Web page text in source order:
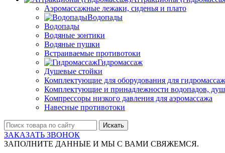
Аэромассажные лежаки, сиденья и плато
Водопады
Водопады
Водяные зонтики
Водяные пушки
Встраиваемые противотоки
Гидромассаж
Душевые стойки
Комплектующие для оборудования для
Комплектующие и принадлежности водопадов,
Компрессоры низкого давления для аэромассажа
Навесные противотоки
Искать
ЗАКАЗАТЬ ЗВОНОК
ЗАПОЛНИТЕ ДАННЫЕ И МЫ С ВАМИ СВЯЖЕМСЯ.